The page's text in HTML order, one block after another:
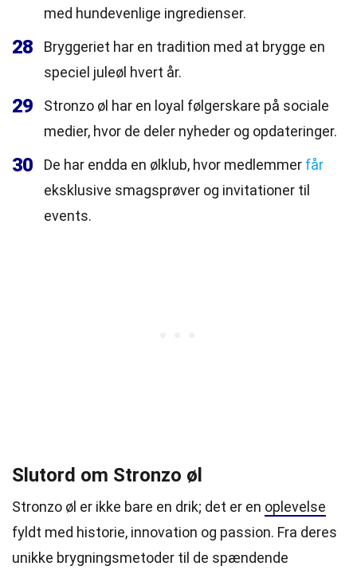
med hundevenlige ingredienser.
28
Bryggeriet har en tradition med at brygge en
speciel juleøl hvert år.
29
Stronzo øl har en loyal følgerskare på sociale
medier, hvor de deler nyheder og opdateringer.
30 De har endda en ølklub, hvor medlemmer får
eksklusive smagsprøver og invitationer til
events.
Slutord om Stronzo øl
Stronzo øl er ikke bare en drik; det er en oplevelse
fyldt med historie, innovation og passion. Fra deres
unikke brygningsmetoder til de spændende